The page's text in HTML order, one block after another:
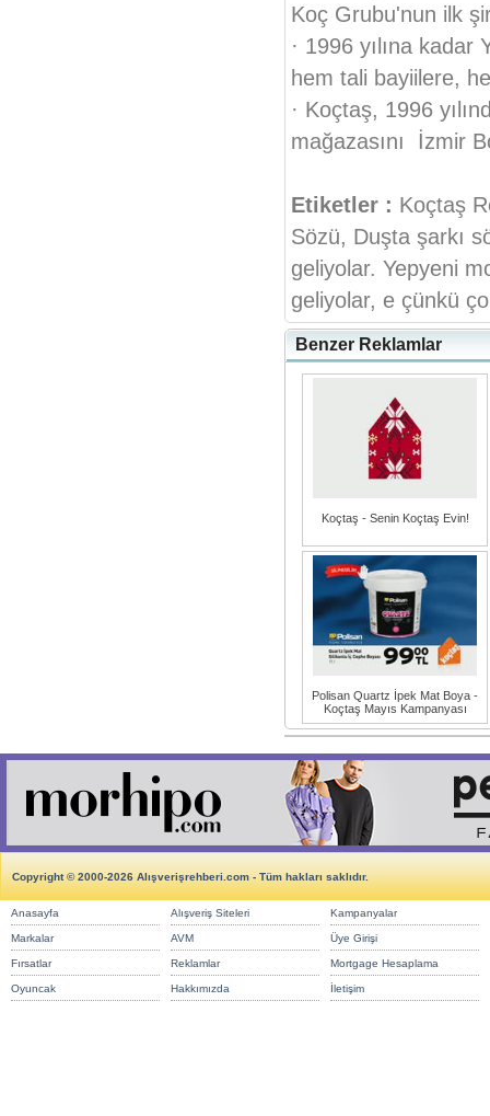
Koç Grubu'nun ilk
· 1996 yılına
hem tali bayiilere,
· Koçtaş, 1996
mağazasını İzmir
Etiketler : Koçtaş
Sözü, Duşta şarkı
geliyolar. Yepyeni
geliyolar, e çünkü
Benzer Reklamlar
Koçtaş - Senin Koçtaş Evin!
Polisan Quartz İpek Mat Boya -
Koçtaş Mayıs Kampanyası
Copyright © 2000-2026 Alışverişrehberi.com - Tüm hakları saklıdır.
Anasayfa Alışveriş Siteleri Kampanyalar
Markalar AVM Üye Girişi
Fırsatlar Reklamlar Mortgage Hesaplama
Oyuncak Hakkımızda İletişim